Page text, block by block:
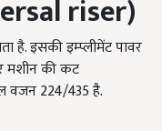
riser)
है. इसकी इम्प्लीमेंट पावर
मशीन की कट
वजन224/435है.